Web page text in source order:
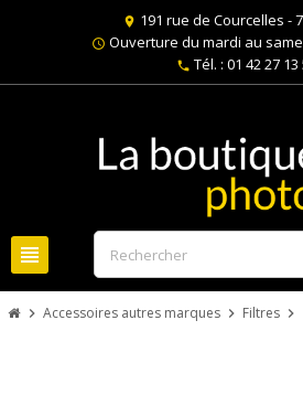
location_on 191 rue de Courcelles -
schedule Ouverture du mardi au
phone Tél. : 01 42 27 13
view_headline
chevron_right Accessoires autres marques chevron_right Filtres chevron_right